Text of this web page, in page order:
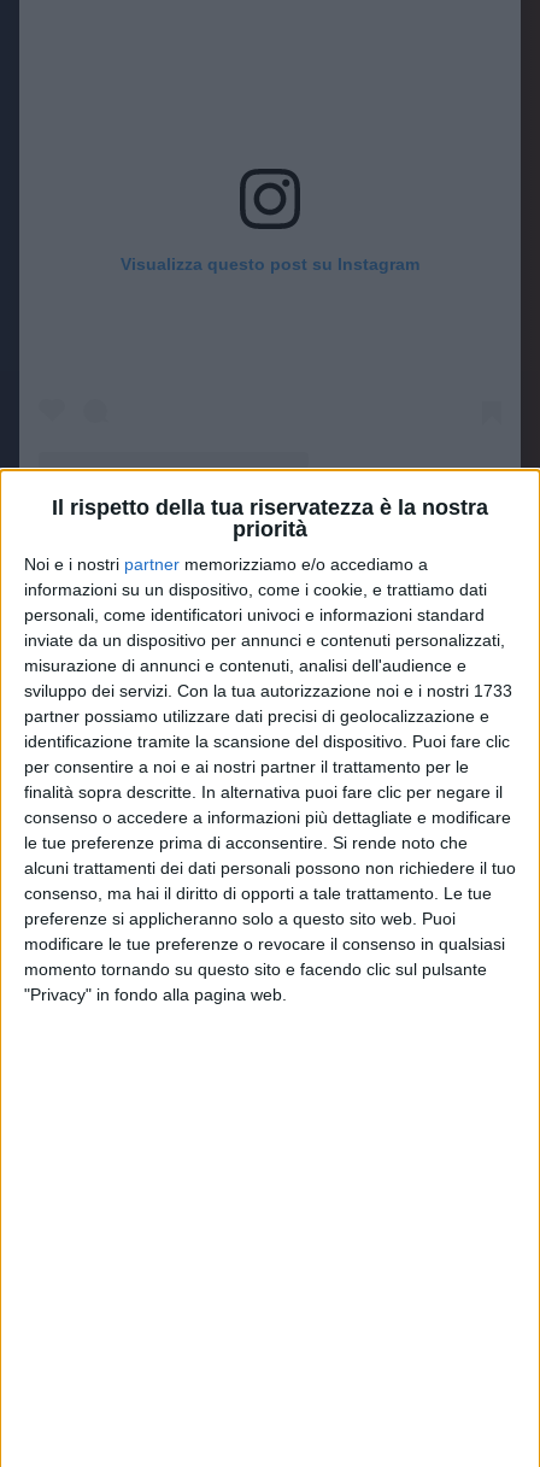
Il rispetto della tua riservatezza è la nostra
priorità
Noi e i nostri partner memorizziamo e/o accediamo a
informazioni su un dispositivo, come i cookie, e trattiamo dati
personali, come identificatori univoci e informazioni standard
inviate da un dispositivo per annunci e contenuti personalizzati,
misurazione di annunci e contenuti, analisi dell'audience e
sviluppo dei servizi. Con la tua autorizzazione noi e i nostri 1733
partner possiamo utilizzare dati precisi di geolocalizzazione e
identificazione tramite la scansione del dispositivo. Puoi fare clic
per consentire a noi e ai nostri partner il trattamento per le
finalità sopra descritte. In alternativa puoi fare clic per negare il
consenso o accedere a informazioni più dettagliate e modificare
le tue preferenze prima di acconsentire. Si rende noto che
alcuni trattamenti dei dati personali possono non richiedere il tuo
consenso, ma hai il diritto di opporti a tale trattamento. Le tue
preferenze si applicheranno solo a questo sito web. Puoi
modificare le tue preferenze o revocare il consenso in qualsiasi
momento tornando su questo sito e facendo clic sul pulsante
"Privacy" in fondo alla pagina web.
Visualizza questo post su Instagram
Un post condiviso da lorenzojova (@lorenzojova)
Il calendario
si è arricchito di nuovi concerti alla
Vitrifrigo Arena di
Pesaro(8 marzo), al Nelson
Mandela Forum di
Firenze
(31 marzo), all'Inalpi
Arena diTorino(15 aprile), al Palazzo dello Sport di
Roma(1 e 2 maggio) e all'Arena di Verona (21
maggio).Jovanotti ha aggiunto anche due date a
Milano(8 e 9 maggio):le date al Forumdiventano
dieci, di cuiseigià sold out.
Ibigliettiper lenuove date saranno disponibili dalle
ore14di domani, martedì10 dicembre(clicca qui